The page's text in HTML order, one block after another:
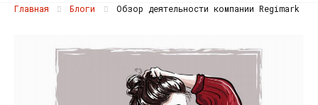
Главная Блоги Обзор деятельности компании Regimark